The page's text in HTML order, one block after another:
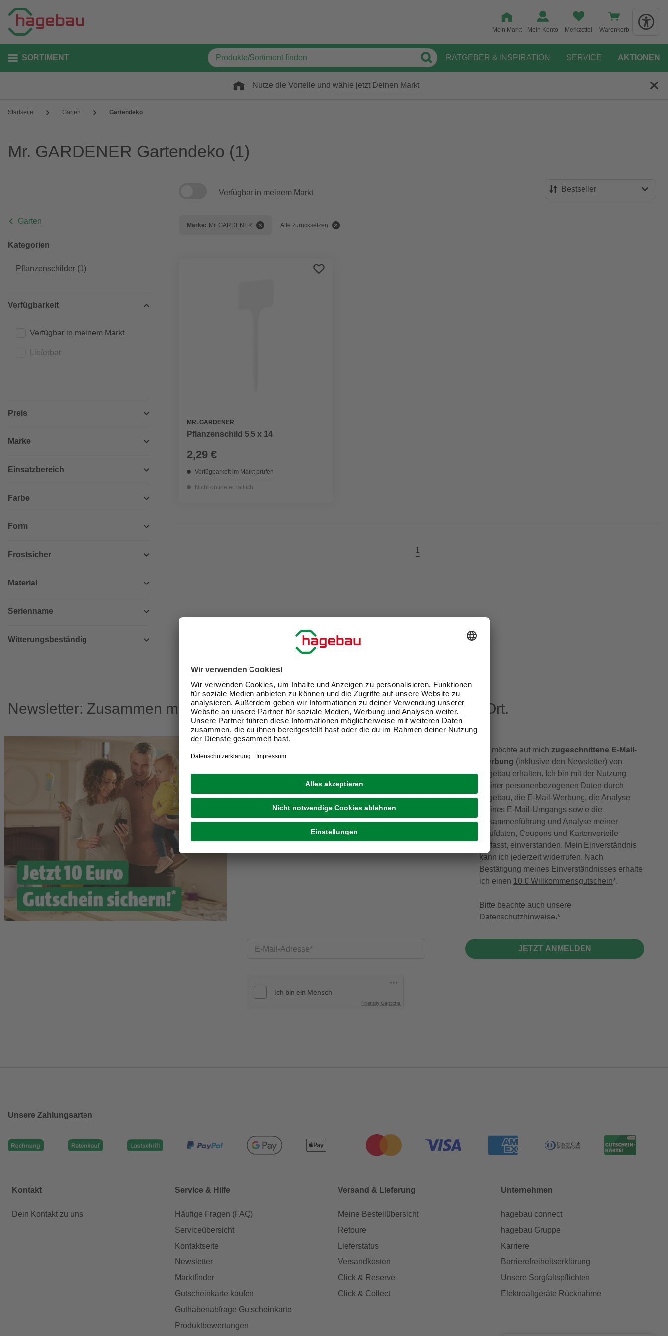
Mein Markt Mein Konto Merkzettel Warenkorb
SORTIMENT RATGEBER & INSPIRATION SERVICE AKTIONEN
Nutze die Vorteile und wähle jetzt Deinen Markt
Startseite Garten Gartendeko
Mr. GARDENER Gartendeko (1)
Garten
Kategorien
Pflanzenschilder (1)
Verfügbarkeit
Verfügbar in meinem Markt
Lieferbar
Preis
Marke
Einsatzbereich
Farbe
Form
Frostsicher
Material
Serienname
Witterungsbeständig
Verfügbar in meinem Markt Bestseller
Marke: Mr. GARDENER Alle zurücksetzen
MR. GARDENER
Pflanzenschild 5,5 x 14
2,29 €
Verfügbarkeit im Markt prüfen
Nicht online erhältlich
1
Newsletter: Zusammen machen wir Dein Zuhause zu einem schöneren Ort.
Produktneuheiten und innovative Lösungen
E-Mail-Adresse
Friendly Captcha
Ich möchte auf mich zugeschnittene E-Mail-
Werbung (inklusive den Newsletter) von
hagebau erhalten. Ich bin mit der Nutzung
meiner personenbezogenen Daten durch
hagebau, die E-Mail-Werbung, die Analyse
meines E-Mail-Umgangs sowie die
Zusammenführung und Analyse meiner
Kaufdaten, Coupons und Kartenvorteile
umfasst, einverstanden. Mein Einverständnis
kann ich jederzeit widerrufen. Nach
Bestätigung meines Einverständnisses erhalte
ich einen 10 € Willkommensgutschein*.
Bitte beachte auch unsere
Datenschutzhinweise.
JETZT ANMELDEN
Unsere Zahlungsarten
Kontakt
Dein Kontakt zu uns
Service & Hilfe
Häufige Fragen (FAQ)
Serviceübersicht
Kontaktseite
Newsletter
Marktfinder
Gutscheinkarte kaufen
Guthabenabfrage Gutscheinkarte
Produktbewertungen
Versand & Lieferung
Meine Bestellübersicht
Retoure
Lieferstatus
Versandkosten
Click & Reserve
Click & Collect
Unternehmen
hagebau connect
hagebau Gruppe
Karriere
Barrierefreiheitserklärung
Unsere Sorgfaltspflichten
Elektroaltgeräte Rücknahme